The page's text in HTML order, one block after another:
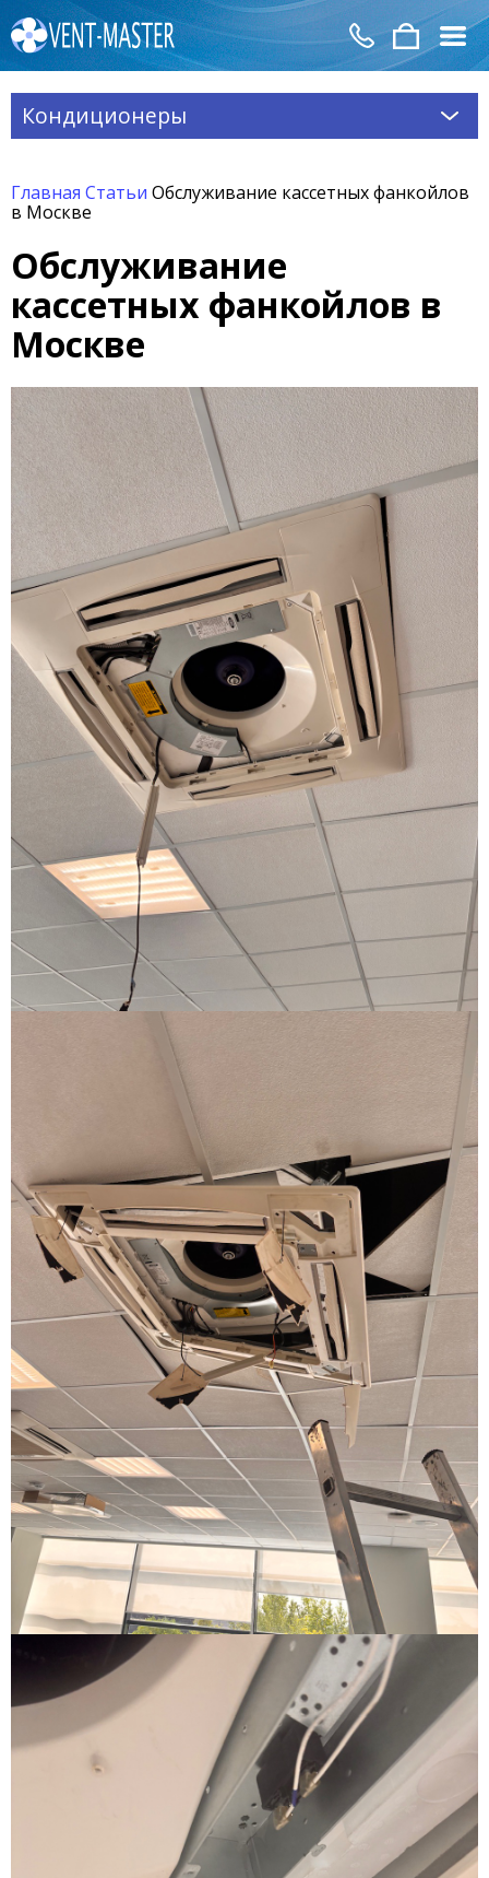
Главная Статьи Обслуживание кассетных фанкойлов
в Москве
Обслуживание
кассетных фанкойлов в
Москве
Кондиционеры